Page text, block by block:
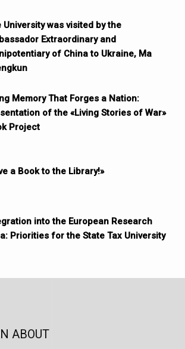
University was visited by the
Extraordinary and
of China to Ukraine, Ma
Memory That Forges a Nation:
of the «Living Stories of War»
Project
a Book to the Library!»
into the European Research
Priorities for the State Tax University
ABOUT